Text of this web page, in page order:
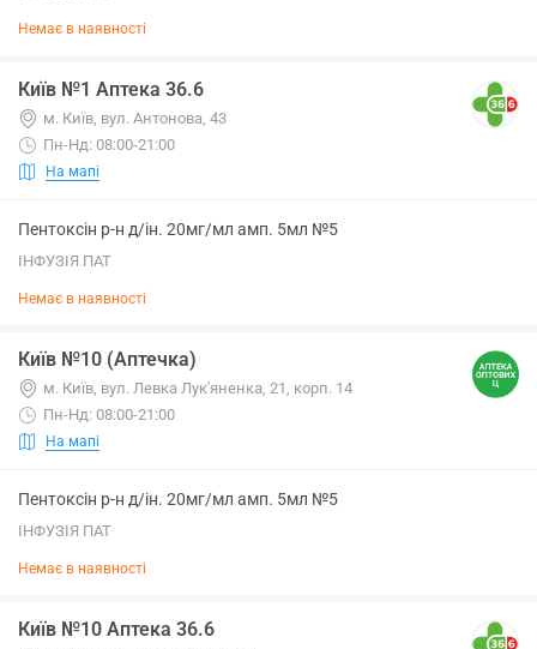
Немає в наявності
Київ №1 Аптека 36.6
м. Київ, вул. Антонова, 43
Пн-Нд: 08:00-21:00
На мапі
Пентоксін р-н д/ін. 20мг/мл амп. 5мл №5
ІНФУЗІЯ ПАТ
Немає в наявності
Київ №10 (Аптечка)
м. Київ, вул. Левка Лук'яненка, 21, корп. 14
Пн-Нд: 08:00-21:00
На мапі
Пентоксін р-н д/ін. 20мг/мл амп. 5мл №5
ІНФУЗІЯ ПАТ
Немає в наявності
Київ №10 Аптека 36.6